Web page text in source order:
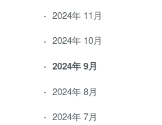
2024年 11月
2024年 10月
2024年 9月
2024年 8月
2024年 7月